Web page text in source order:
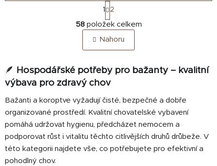
O
v
l
á
a
c
r
v
k
y
S
t
r
á
n
k
v
á
n
í
1 2
58položek celkem
Nahoru
🪶 Hospodářské potřeby pro bažanty – kvalitní
výbava pro zdravý chov
Bažanti a koroptve vyžadují čisté, bezpečné a dobře
organizované prostředí. Kvalitní chovatelské vybavení
pomáhá udržovat hygienu, předcházet nemocem a
podporovat růst i vitalitu těchto citlivějších druhů drůbeže. V
této kategorii najdete vše, co potřebujete pro efektivní a
pohodlný chov.